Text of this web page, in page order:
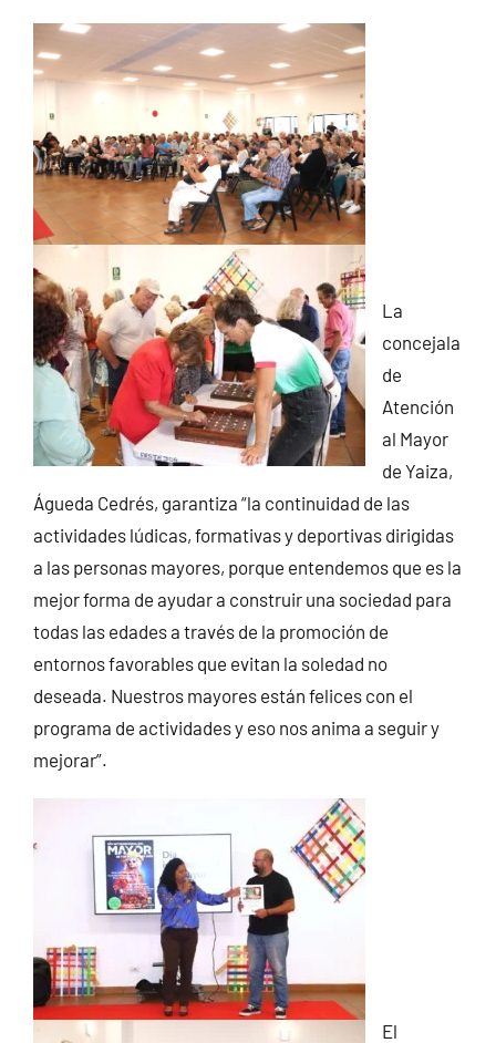
La
concejala
de
Atención
al Mayor
de Yaiza,
Águeda Cedrés, garantiza “la continuidad de las
actividades lúdicas, formativas y deportivas dirigidas
a las personas mayores, porque entendemos que es la
mejor forma de ayudar a construir una sociedad para
todas las edades a través de la promoción de
entornos favorables que evitan la soledad no
deseada. Nuestros mayores están felices con el
programa de actividades y eso nos anima a seguir y
mejorar”.
El